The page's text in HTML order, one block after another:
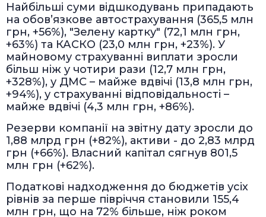
Найбільші суми відшкодувань припадають
на обов’язкове автострахування (365,5 млн
грн, +56%), "Зелену картку" (72,1 млн грн,
+63%) та КАСКО (23,0 млн грн, +23%). У
майновому страхуванні виплати зросли
більш ніж у чотири рази (12,7 млн грн,
+328%), у ДМС – майже вдвічі (13,8 млн грн,
+94%), у страхуванні відповідальності –
майже вдвічі (4,3 млн грн, +86%).
Резерви компанії на звітну дату зросли до
1,88 млрд грн (+82%), активи - до 2,83 млрд
грн (+66%). Власний капітал сягнув 801,5
млн грн (+62%).
Податкові надходження до бюджетів усіх
рівнів за перше півріччя становили 155,4
млн грн, що на 72% більше, ніж роком